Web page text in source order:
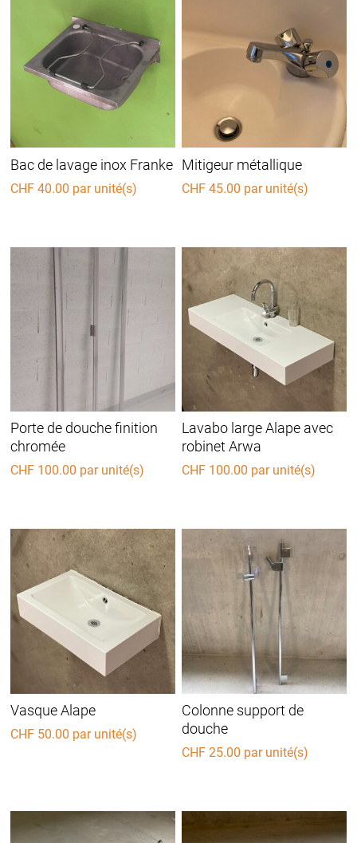
Bac de lavage inox Franke
CHF 40.00 par unité(s)
Mitigeur métallique
CHF 45.00 par unité(s)
Porte de douche finition
chromée
CHF 100.00 par unité(s)
Lavabo large Alape avec
robinet Arwa
CHF 100.00 par unité(s)
Vasque Alape
CHF 50.00 par unité(s)
Colonne support de
douche
CHF 25.00 par unité(s)